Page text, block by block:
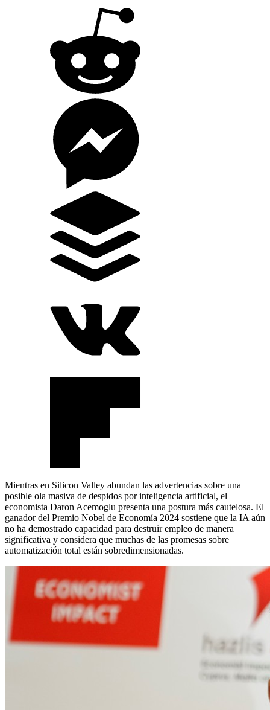
Mientras en Silicon Valley abundan las advertencias sobre una
posible ola masiva de despidos por inteligencia artificial, el
economista Daron Acemoglu presenta una postura más cautelosa. El
ganador del Premio Nobel de Economía 2024 sostiene que la IA aún
no ha demostrado capacidad para destruir empleo de manera
significativa y considera que muchas de las promesas sobre
automatización total están sobredimensionadas.